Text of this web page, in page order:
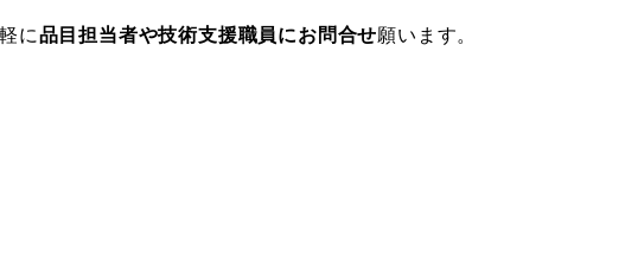
に品目担当者や技術支援職員にお問合せ願います。